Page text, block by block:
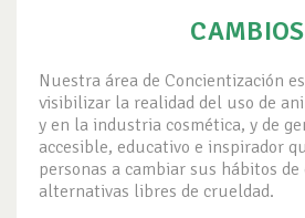
CAMBIOS
Nuestra área de Concientización
visibilizar la realidad del uso de
y en la industria cosmética, y de
accesible, educativo e inspirador
personas a cambiar sus hábitos
alternativas libres de crueldad.